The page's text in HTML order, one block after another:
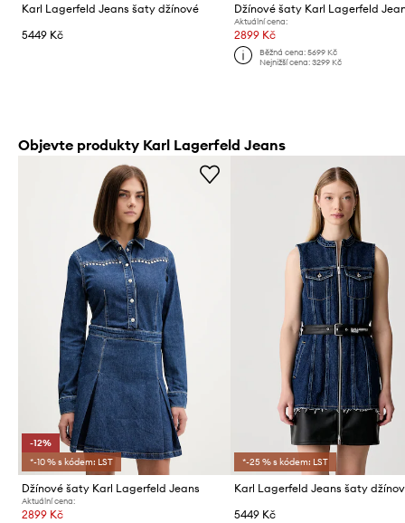
Karl Lagerfeld Jeans šaty džínové
5449 Kč
Džínové šaty Karl Lagerfeld
Aktuální cena:
2899 Kč
Běžná cena: 5699 Kč
Nejnižší cena: 3299 Kč
Objevte produkty Karl Lagerfeld Jeans
-12%
*-10 % s kódem: LST
Džínové šaty Karl Lagerfeld Jeans
Aktuální cena:
2899 Kč
*-25 % s kódem: LST
Karl Lagerfeld Jeans šaty
5449 Kč